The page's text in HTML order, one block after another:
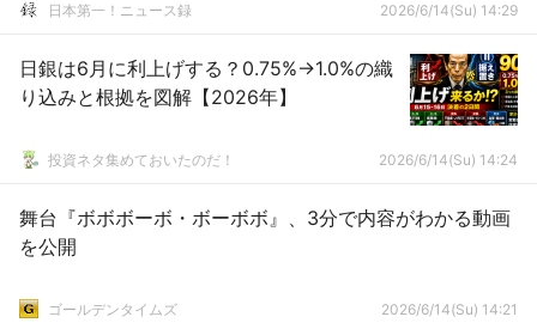
日本第一！ニュース録 2026/6/14(Su) 14:29
日銀は6月に利上げする？0.75%→1.0%の織
り込みと根拠を図解【2026年】
投資ネタ集めておいたのだ！ 2026/6/14(Su) 14:24
舞台『ボボボーボ・ボーボボ』、3分で内容がわかる動画
を公開
ゴールデンタイムズ 2026/6/14(Su) 14:21